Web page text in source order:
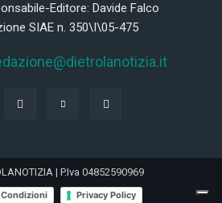
Editore: Davide Falco
SIAE n. 350\I\05-475
| P.Iva 04852590969
Privacy Policy